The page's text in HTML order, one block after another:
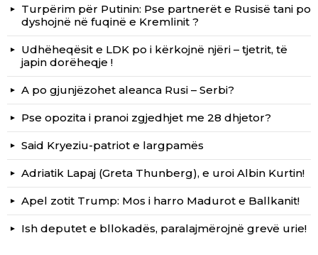
Turpërim për Putinin: Pse partnerët e Rusisë tani po
dyshojnë në fuqinë e Kremlinit ?
Udhëheqësit e LDK po i kërkojnë njëri – tjetrit, të
japin dorëheqje !
A po gjunjëzohet aleanca Rusi – Serbi?
Pse opozita i pranoi zgjedhjet me 28 dhjetor?
Said Kryeziu-patriot e largpamës
Adriatik Lapaj (Greta Thunberg), e uroi Albin Kurtin!
Apel zotit Trump: Mos i harro Madurot e Ballkanit!
Ish deputet e bllokadës, paralajmërojnë grevë urie!